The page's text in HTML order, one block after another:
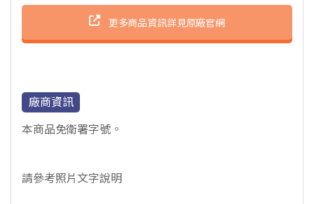
更多商品資訊詳見原廠官網
廠商資訊
本商品免衛署字號。
請參考照片文字說明